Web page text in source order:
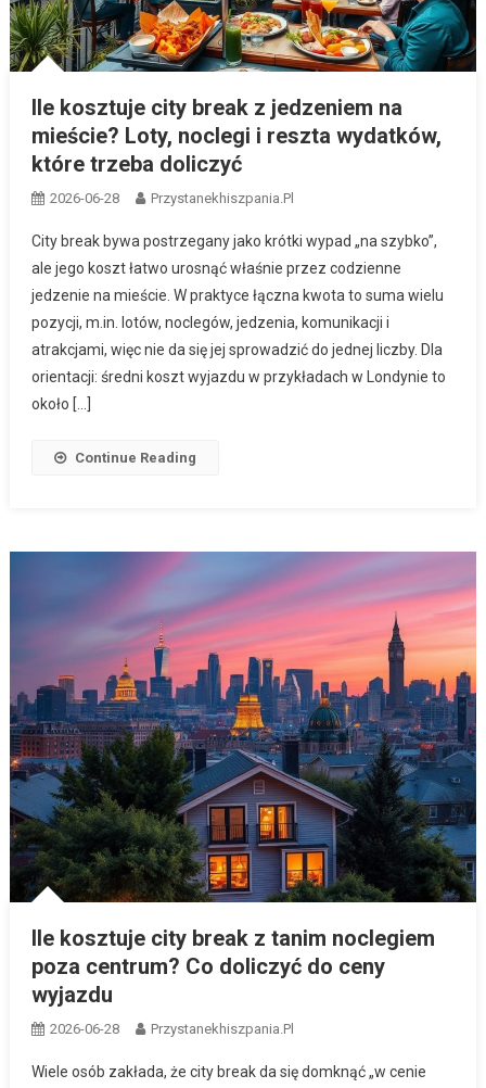
Ile kosztuje city break z jedzeniem na
mieście? Loty, noclegi i reszta wydatków,
które trzeba doliczyć
2026-06-28 Przystanekhiszpania.pl
City break bywa postrzegany jako krótki wypad „na szybko”,
ale jego koszt łatwo urosnąć właśnie przez codzienne
jedzenie na mieście. W praktyce łączna kwota to suma wielu
pozycji, m.in. lotów, noclegów, jedzenia, komunikacji i
atrakcjami, więc nie da się jej sprowadzić do jednej liczby. Dla
orientacji: średni koszt wyjazdu w przykładach w Londynie to
około […]
Continue Reading
Ile kosztuje city break z tanim noclegiem
poza centrum? Co doliczyć do ceny
wyjazdu
2026-06-28 Przystanekhiszpania.pl
Wiele osób zakłada, że city break da się domknąć „w cenie